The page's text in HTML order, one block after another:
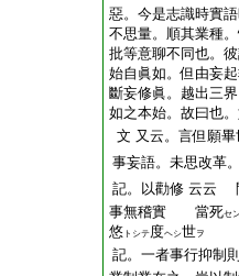
惡。今是志識時實
不思量。順其業種
批等意聊不同也。
始自眞如。但由妄
斷妄修眞。越出三
如之本始。故曰也
文 又云。言但願
事妄語。未思改革
記。以勸修 云云
事無稽實 當死セ
悠 トシテ度ヘシ世ヲ
記。一者事行抑制